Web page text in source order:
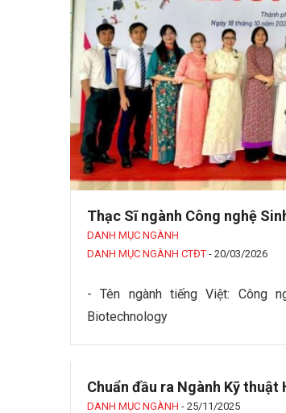
Thạc Sĩ ngành Công nghệ
DANH MỤC NGÀNH
DANH MỤC NGÀNH CTĐT - 20/03/2026
- Tên ngành tiếng Việt: Công
Biotechnology
Chuẩn đầu ra Ngành Kỹ thuật
DANH MỤC NGÀNH - 25/11/2025